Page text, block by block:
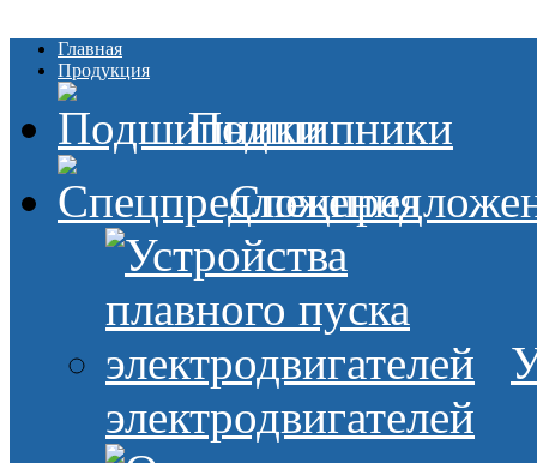
Главная
Продукция
Подшипники
электродвигателей